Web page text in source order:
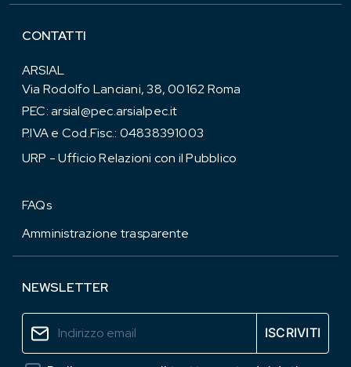
CONTATTI
ARSIAL
Via Rodolfo Lanciani, 38, 00162 Roma
PEC:arsial@pec.arsialpec.it
P.IVA e Cod.Fisc.: 04838391003
URP - Ufficio Relazioni con il Pubblico
FAQs
Amministrazione trasparente
NEWSLETTER